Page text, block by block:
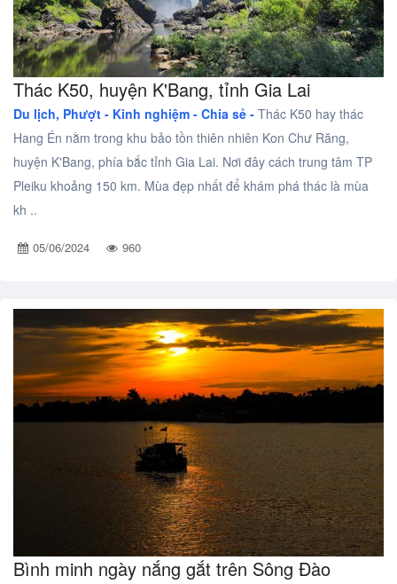
Thác K50, huyện K'Bang, tỉnh Gia Lai
Du lịch, Phượt - Kinh nghiệm - Chia sẻ - Thác K50 hay thác
Hang Én nằm trong khu bảo tồn thiên nhiên Kon Chư Răng,
huyện K'Bang, phía bắc tỉnh Gia Lai. Nơi đây cách trung tâm TP
Pleiku khoảng 150 km. Mùa đẹp nhất để khám phá thác là mùa
kh ..
05/06/2024 960
Bình minh ngày nắng gắt trên Sông Đào